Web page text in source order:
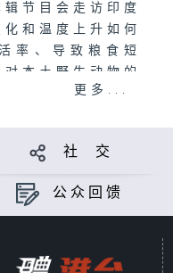
节目会走访印度
和温度上升如何
率、导致粮食短
本土野生动物的
还会调查一下，
是过去五亿年来
地被视为物种逃
根据大部份物种
将会深入亚洲丛
众环保分子及专
更多...
社 交
公众回馈